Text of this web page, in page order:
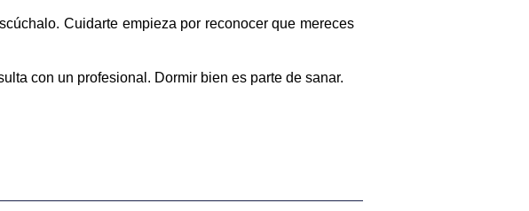
Cuidarte empieza por reconocer que mereces
con un profesional. Dormir bien es parte de sanar.